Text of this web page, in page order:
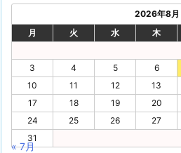
2026年8月
月
火 水 木
3
4 5 6
10
11 12 13
17
18 19 20
24
25 26 27
31
« 7月